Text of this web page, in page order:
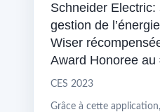
Schneider
gestion de
Wiser
Award Honoree au
CES 2023
Grâce à cette